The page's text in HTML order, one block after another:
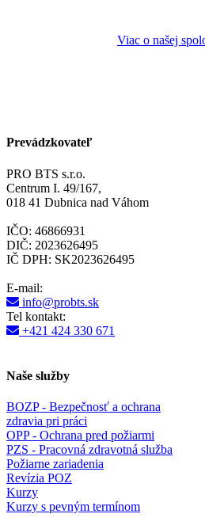
Viac o našej
Prevádzkovateľ
PRO BTS s.r.o.
Centrum I. 49/167,
018 41 Dubnica nad Váhom
IČO: 46866931
DIČ: 2023626495
IČ DPH: SK2023626495
E-mail:
info@probts.sk
Tel kontakt:
+421 424 330 671
Naše služby
BOZP - Bezpečnosť a ochrana
zdravia pri práci
OPP - Ochrana pred požiarmi
PZS - Pracovná zdravotná služba
Požiarne zariadenia
Revízia POZ
Kurzy
Kurzy s pevným termínom